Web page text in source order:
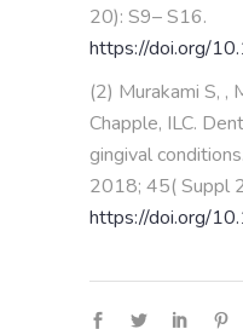
20): S9– S16.
https://doi.org/
(2) Murakami S, ,
Chapple, ILC.
gingival conditions.
2018; 45( Suppl
https://doi.org/